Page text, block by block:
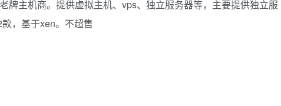
牌主机商。提供虚拟主机、vps、独立服务器等，主要提供独立服
，基于xen。不超售